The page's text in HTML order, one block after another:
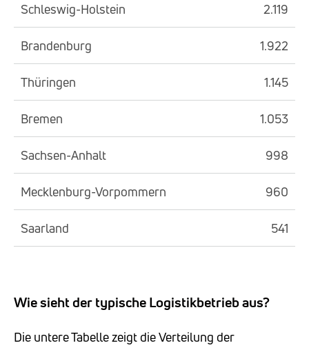
Schleswig-Holstein 2.119
Brandenburg 1.922
Thüringen 1.145
Bremen 1.053
Sachsen-Anhalt 998
Mecklenburg-Vorpommern 960
Saarland 541
Wie sieht der typische Logistikbetrieb aus?
Die untere Tabelle zeigt die Verteilung der